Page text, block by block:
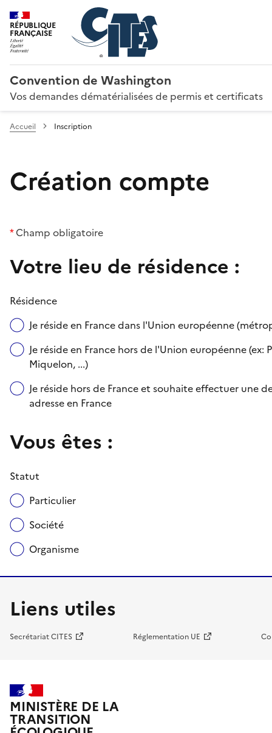
RÉPUBLIQUE
FRANÇAISE
Convention de Washington
Vos demandes dématérialisées de permis et certificats
Accueil Inscription
Création compte
*Champ obligatoire
Votre lieu de résidence :
Résidence
Je réside en France dans l'Union européenne
Je réside en France hors de l'Union européenne
Miquelon, ...)
Je réside hors de France et souhaite effectuer une
adresse en France
Vous êtes :
Statut
Particulier
Société
Organisme
Liens utiles
Secrétariat CITES Réglementation UE
MINISTÈRE DE LA
TRANSITION